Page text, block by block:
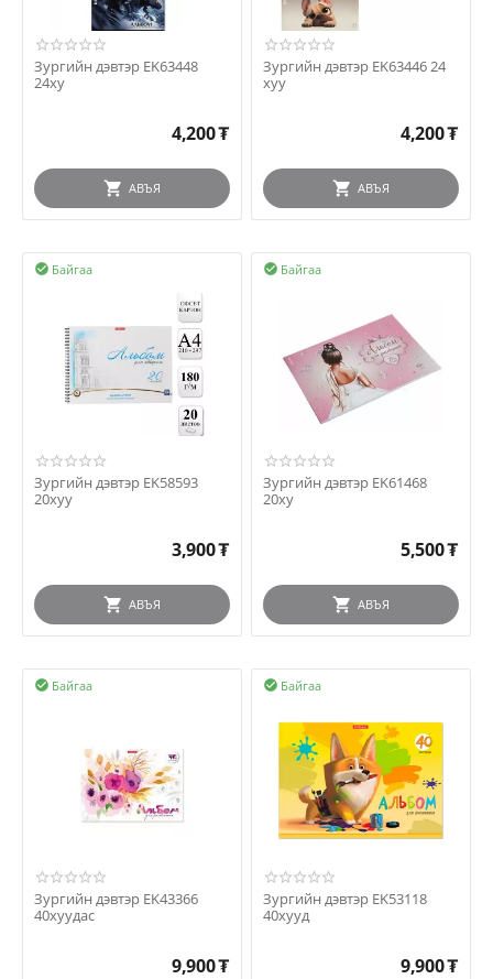
Зургийн дэвтэр EK63448
24ху
4,200₮
АВЪЯ
Зургийн дэвтэр EK63446 24
хуу
4,200₮
АВЪЯ
Байгаа

Зургийн дэвтэр EK58593
20хуу
3,900₮
АВЪЯ
Байгаа

Зургийн дэвтэр EK61468
20ху
5,500₮
АВЪЯ
Байгаа

Зургийн дэвтэр EK43366
40хуудас
9,900₮
Байгаа

Зургийн дэвтэр EK53118
40хууд
9,900₮